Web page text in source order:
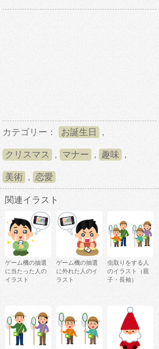
カテゴリー： お誕生日 ,
クリスマス , マナー , 趣味 ,
美術 , 恋愛
関連イラスト
ゲーム機の抽選
に当たった人の
イラスト
ゲーム機の抽選
に外れた人のイ
ラスト
虫取りをする人
のイラスト（親
子・長袖）